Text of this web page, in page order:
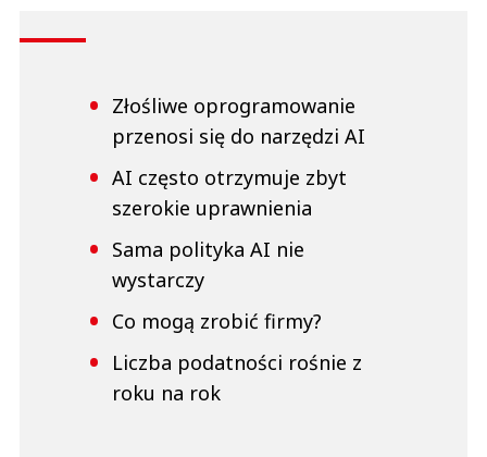
Złośliwe oprogramowanie
przenosi się do narzędzi AI
AI często otrzymuje zbyt
szerokie uprawnienia
Sama polityka AI nie
wystarczy
Co mogą zrobić firmy?
Liczba podatności rośnie z
roku na rok